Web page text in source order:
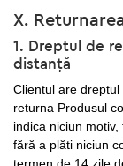
X.
1. Dreptul de
distanță
Clientul are
returna Produsul
indica niciun
fără a plăti niciun